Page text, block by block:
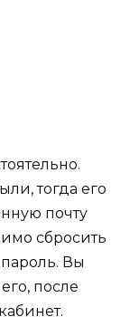
тогда его
почту
сбросить
Вы
после